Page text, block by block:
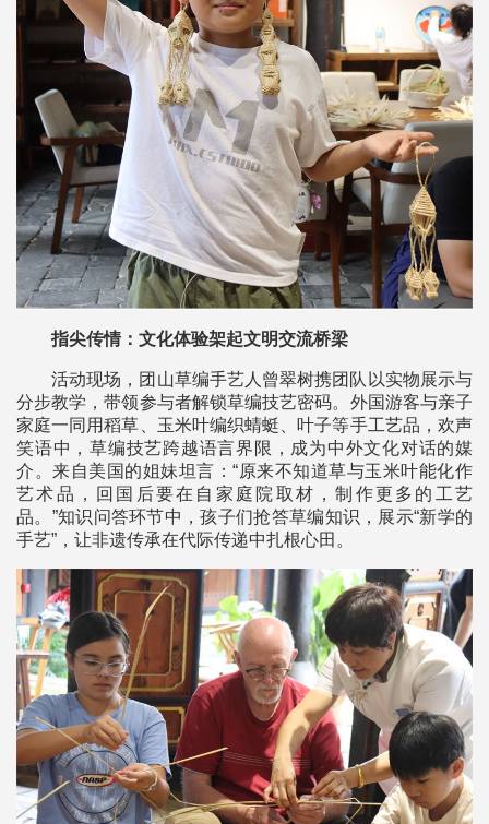
指尖传情：文化体验架起文明交流桥梁
活动现场，团山草编手艺人曾翠树携团队以实物展示与
分步教学，带领参与者解锁草编技艺密码。外国游客与亲子
家庭一同用稻草、玉米叶编织蜻蜓、叶子等手工艺品，欢声
笑语中，草编技艺跨越语言界限，成为中外文化对话的媒
介。来自美国的姐妹坦言：“原来不知道草与玉米叶能化作
艺术品，回国后要在自家庭院取材，制作更多的工艺
品。”知识问答环节中，孩子们抢答草编知识，展示“新学的
手艺”，让非遗传承在代际传递中扎根心田。